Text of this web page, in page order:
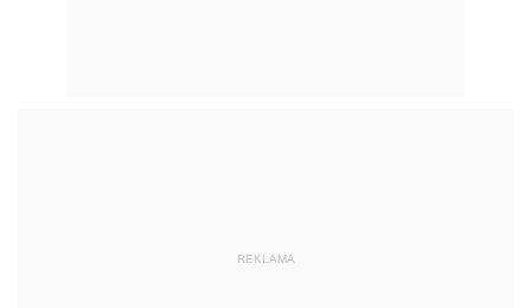
REKLAMA